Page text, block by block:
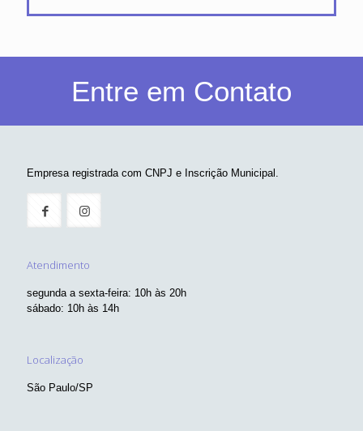
Entre em Contato
Empresa registrada com CNPJ e Inscrição Municipal.
Atendimento
segunda a sexta-feira: 10h às 20h
sábado: 10h às 14h
Localização
São Paulo/SP